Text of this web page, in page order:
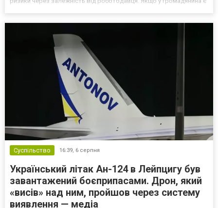
Суспільство 16:39, 6 серпня
Український літак Ан-124 в Лейпцигу був
завантажений боєприпасами. Дрон, який
«висів» над ним, пройшов через систему
виявлення — медіа